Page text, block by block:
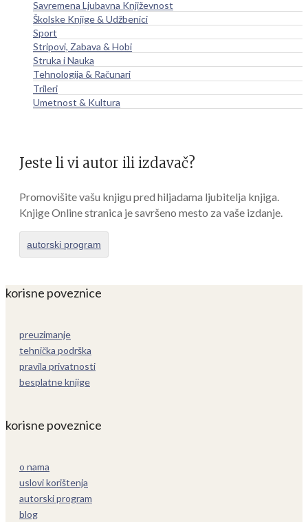
Savremena Ljubavna Književnost
Školske Knjige & Udžbenici
Sport
Stripovi, Zabava & Hobi
Struka i Nauka
Tehnologija & Računari
Trileri
Umetnost & Kultura
Jeste li vi autor ili izdavač?
Promovišite vašu knjigu pred hiljadama ljubitelja knjiga.
Knjige Online stranica je savršeno mesto za vaše izdanje.
autorski program
korisne poveznice
preuzimanje
tehnička podrška
pravila privatnosti
besplatne knjige
korisne poveznice
o nama
uslovi korištenja
autorski program
blog